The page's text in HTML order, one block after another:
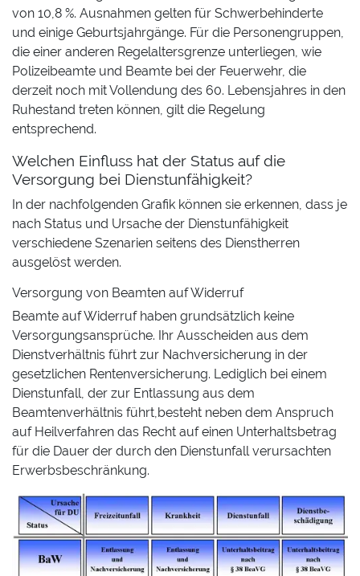
von 10,8 %. Ausnahmen gelten für Schwerbehinderte
und einige Geburtsjahrgänge. Für die Personengruppen,
die einer anderen Regelaltersgrenze unterliegen, wie
Polizeibeamte und Beamte bei der Feuerwehr, die
derzeit noch mit Vollendung des 60. Lebensjahres in den
Ruhestand treten können, gilt die Regelung
entsprechend.
Welchen Einfluss hat der Status auf die
Versorgung bei Dienstunfähigkeit?
In der nachfolgenden Grafik können sie erkennen, dass je
nach Status und Ursache der Dienstunfähigkeit
verschiedene Szenarien seitens des Dienstherren
ausgelöst werden.
Versorgung von Beamten auf Widerruf
Beamte auf Widerruf haben grundsätzlich keine
Versorgungsansprüche. Ihr Ausscheiden aus dem
Dienstverhältnis führt zur Nachversicherung in der
gesetzlichen Rentenversicherung. Lediglich bei einem
Dienstunfall, der zur Entlassung aus dem
Beamtenverhältnis führt,besteht neben dem Anspruch
auf Heilverfahren das Recht auf einen Unterhaltsbetrag
für die Dauer der durch den Dienstunfall verursachten
Erwerbsbeschränkung.